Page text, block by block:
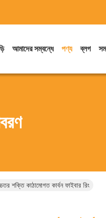
আমাদের সম্বন্ধে পণ্য ব্লগ
শক্তি কাঠামোগত কার্বন ফাইবার রিং